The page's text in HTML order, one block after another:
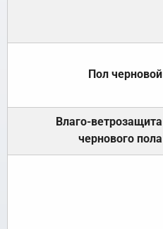
Пол черновой
Влаго-ветрозащита
чернового пола